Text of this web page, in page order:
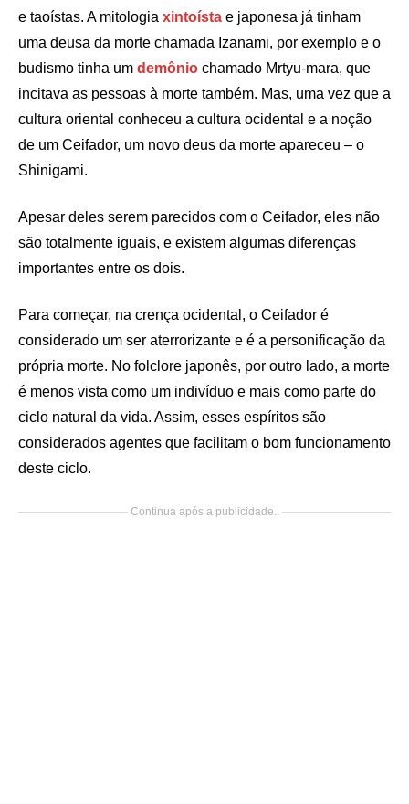
e taoístas. A mitologia xintoísta e japonesa já tinham
uma deusa da morte chamada Izanami, por exemplo e o
budismo tinha um demônio chamado Mrtyu-mara, que
incitava as pessoas à morte também. Mas, uma vez que a
cultura oriental conheceu a cultura ocidental e a noção
de um Ceifador, um novo deus da morte apareceu – o
Shinigami.
Apesar deles serem parecidos com o Ceifador, eles não
são totalmente iguais, e existem algumas diferenças
importantes entre os dois.
Para começar, na crença ocidental, o Ceifador é
considerado um ser aterrorizante e é a personificação da
própria morte. No folclore japonês, por outro lado, a morte
é menos vista como um indivíduo e mais como parte do
ciclo natural da vida. Assim, esses espíritos são
considerados agentes que facilitam o bom funcionamento
deste ciclo.
Continua após a publicidade..